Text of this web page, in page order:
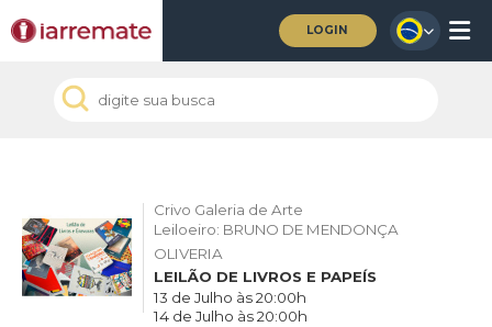
LOGIN
Crivo Galeria de Arte
Leiloeiro: BRUNO DE MENDONÇA
OLIVERIA
LEILÃO DE LIVROS E PAPEÍS
13 de Julho às 20:00h
14 de Julho às 20:00h